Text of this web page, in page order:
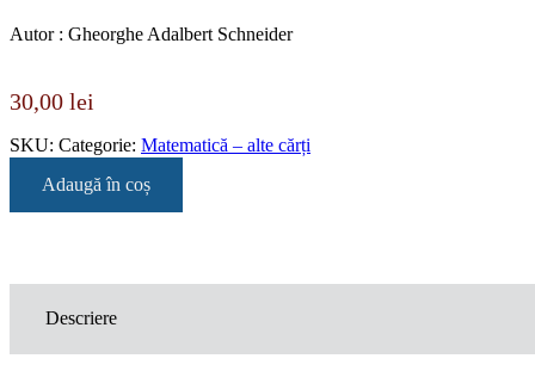
Autor : Gheorghe Adalbert Schneider
30,00 lei
SKU: Categorie: Matematică – alte cărți
Adaugă în coș
Descriere